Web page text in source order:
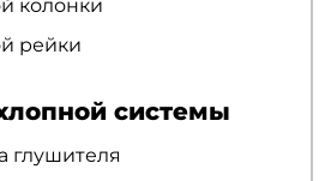
колонки
рейки
системы
глушителя